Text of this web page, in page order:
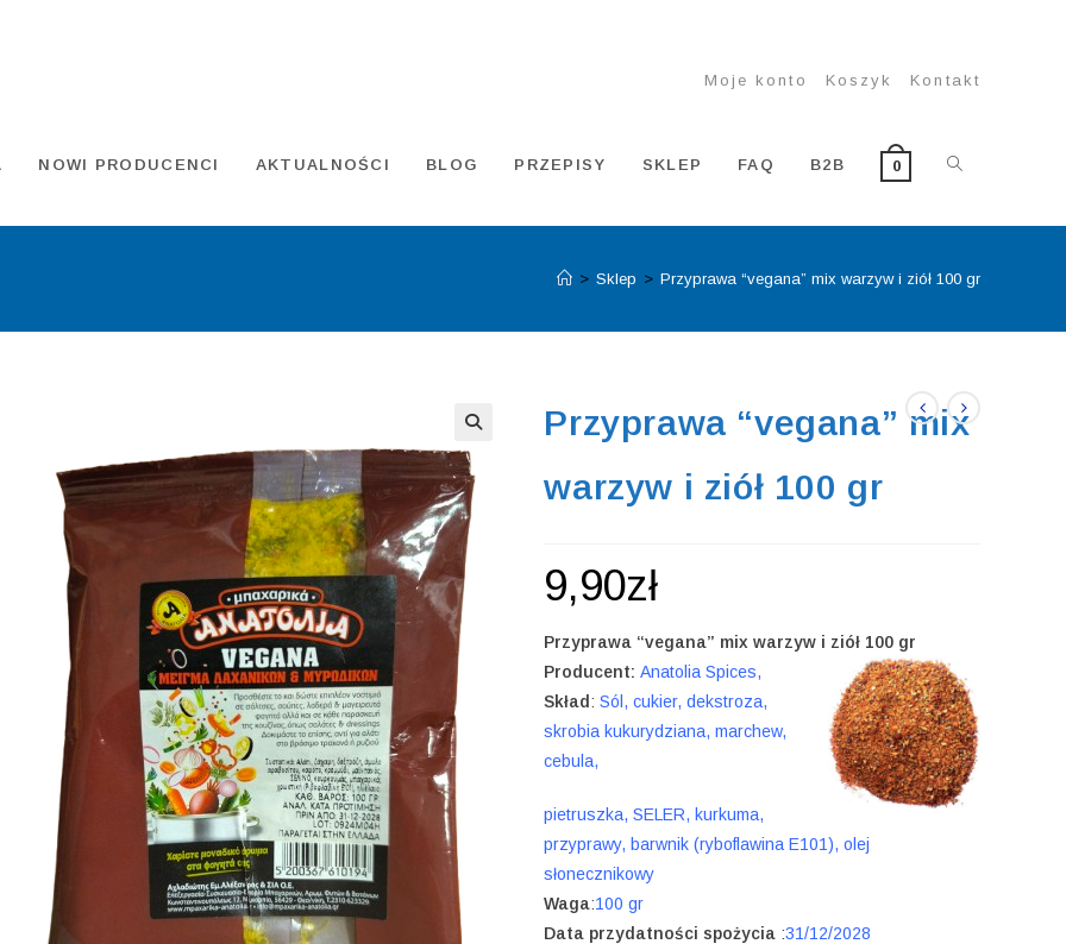
Moje konto Koszyk Kontakt
NOWI PRODUCENCI AKTUALNOŚCI BLOG PRZEPISY SKLEP FAQ B2B 0 TOGGLE
WEBSITE
SEARCH
> Sklep > Przyprawa “vegana” mix warzyw i ziół 100 gr
Przyprawa “vegana” mix
warzyw i ziół 100 gr
9,90zł
Przyprawa “vegana” mix warzyw i ziół 100 gr
Producent: Anatolia Spices,
Skład : Sól, cukier, dekstroza,
skrobia kukurydziana, marchew,
cebula,
pietruszka, SELER, kurkuma,
przyprawy, barwnik (ryboflawina E101), olej
słonecznikowy
Waga:100 gr
Data przydatności spożycia :31/12/2028